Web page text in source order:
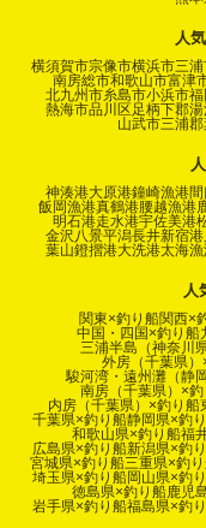
人
横須賀市宗像市横浜市三
南房総市和歌山市富津
北九州市糸島市小浜市
熱海市品川区足柄下郡
山武市三浦
神湊港大原港鐘崎漁港
飯岡漁港真鶴港腰越漁港
明石港走水港宇佐美港
金沢八景平潟長井新宿港
葉山鐙摺港大洗港太海
人
関東×釣り船関西×
中国・四国×釣り船
三浦半島（神奈川
外房（千葉県
駿河湾・遠州灘（静
南房（千葉県）×
内房（千葉県）×釣り船
千葉県×釣り船静岡県×釣
和歌山県×釣り船福
広島県×釣り船新潟県×釣
宮城県×釣り船三重県×釣
埼玉県×釣り船岡山県×釣
徳島県×釣り船鹿児
岩手県×釣り船福島県×釣